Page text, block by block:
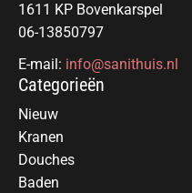
1611 KP Bovenkarspel
06-13850797
E-mail: info@sanithuis.nl
Categorieën
Nieuw
Kranen
Douches
Baden